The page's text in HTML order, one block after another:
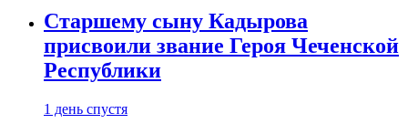
Старшему сыну Кадырова
присвоили звание Героя Чеченской
Республики
1 день спустя